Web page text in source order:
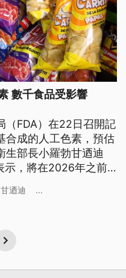
數千食品受影響
（FDA）在22日召開記
合成的人工色素，預估
生部長小羅勃甘迺迪
示，將在2026年之前
也計畫未來幾週核准
迺迪 ...